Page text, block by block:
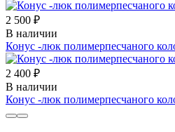
2 500 ₽
В наличии
Конус -люк полимерпесчаного
2 400 ₽
В наличии
Конус -люк полимерпесчаного